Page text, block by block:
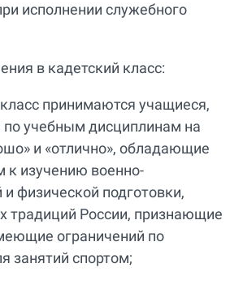
исполнении служебного
в кадетский класс:
принимаются учащиеся,
учебным дисциплинам на
и «отлично», обладающие
к изучению военно-
физической подготовки,
традиций России, признающие
ограничений по
занятий спортом;